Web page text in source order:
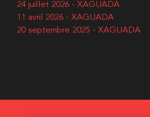
24 juillet 2026 - XAGUADA
11 avril 2026 - XAGUADA
20 septembre 2025 - XAGUADA